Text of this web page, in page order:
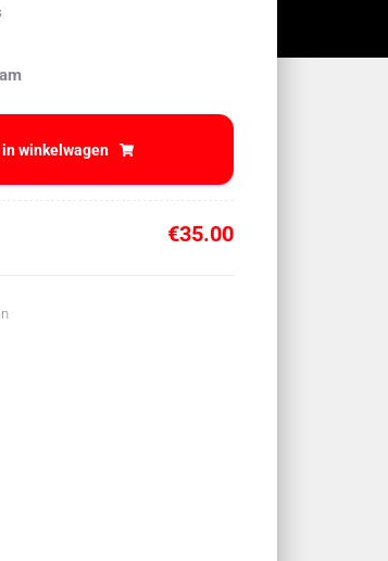
winkelwagen
€35.00